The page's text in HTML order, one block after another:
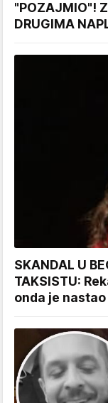
"POZAJMIO"!
DRUGIMA
SKANDAL U
TAKSISTU:
onda je